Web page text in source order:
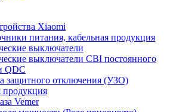
Xiaomi
питания, кабельная продукция
выключатели
выключатели CBI постоянного
QDC
защитного отключения (УЗО)
продукция
Vemer